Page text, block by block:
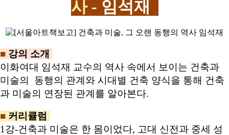
사- 임석재
■ 강의 소개
이화여대 임석재 교수의 역사 속에서 보이는 건축과
미술의 동행의 관계와 시대별 건축 양식을 통해 건축
과 미술의 연장된 관계를 알아본다.
■ 커리큘럼
1강-건축과 미술은 한 몸이었다, 고대 신전과 중세 성